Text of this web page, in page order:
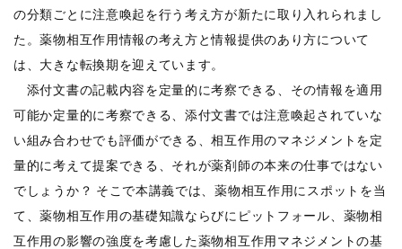
の分類ごとに注意喚起を行う考え方が新たに取り入れられまし
た。薬物相互作用情報の考え方と情報提供のあり方について
は、大きな転換期を迎えています。
添付文書の記載内容を定量的に考察できる、その情報を適用
可能か定量的に考察できる、添付文書では注意喚起されていな
い組み合わせでも評価ができる、相互作用のマネジメントを定
量的に考えて提案できる、それが薬剤師の本来の仕事ではない
でしょうか？ そこで本講義では、薬物相互作用にスポットを当
て、薬物相互作用の基礎知識ならびにピットフォール、薬物相
互作用の影響の強度を考慮した薬物相互作用マネジメントの基